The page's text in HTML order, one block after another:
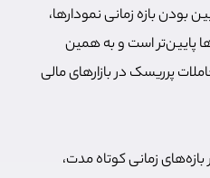
بودن بازه زمانی نمودارها،
پایین‌تر است و به همین
پرریسک در بازارهای مالی
زمانی کوتاه مدت،